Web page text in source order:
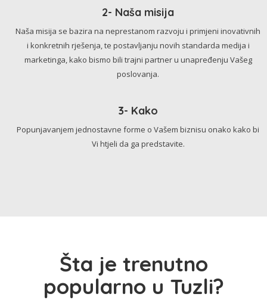
2- Naša misija
Naša misija se bazira na neprestanom razvoju i primjeni inovativnih
i konkretnih rješenja, te postavljanju novih standarda medija i
marketinga, kako bismo bili trajni partner u unapređenju Vašeg
poslovanja.
3- Kako
Popunjavanjem jednostavne forme o Vašem biznisu onako kako bi
Vi htjeli da ga predstavite.
Šta je trenutno
popularno u Tuzli?